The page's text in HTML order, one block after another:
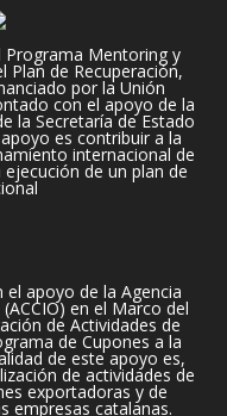
Programa Mentoring y
Plan de Recuperación,
por la Unión
con el apoyo de la
la Secretaría de Estado
es contribuir a la
internacional de
de un plan de
el apoyo de la Agencia
en el Marco del
de Actividades de
de Cupones a la
de este apoyo es,
de actividades de
exportadoras y de
empresas catalanas.